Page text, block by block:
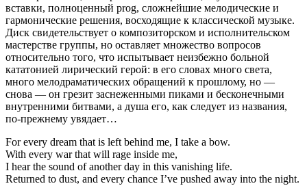
вставки, полноценный prog, сложнейшие мелодические и
гармонические решения, восходящие к классической музыке.
Диск свидетельствует о композиторском и исполнительском
мастерстве группы, но оставляет множество вопросов
относительно того, что испытывает неизбежно больной
кататонией лирический герой: в его словах много света,
много мелодраматических обращений к прошлому, но —
снова — он грезит заснеженными пиками и бесконечными
внутренними битвами, а душа его, как следует из названия,
по-прежнему увядает…
For every dream that is left behind me, I take a bow.
With every war that will rage inside me,
I hear the sound of another day in this vanishing life.
Returned to dust, and every chance I’ve pushed away into the night.